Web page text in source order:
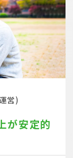
営)
が安定的